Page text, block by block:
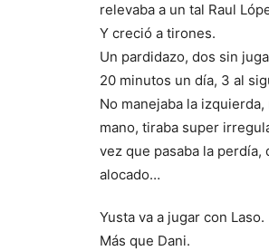
relevaba a un tal Raul
Y creció a tirones.
Un pardidazo, dos sin
20 minutos un día, 3 al
No manejaba la izquierda,
mano, tiraba super
vez que pasaba la perdía,
alocado…
Yusta va a jugar con Laso.
Más que Dani.